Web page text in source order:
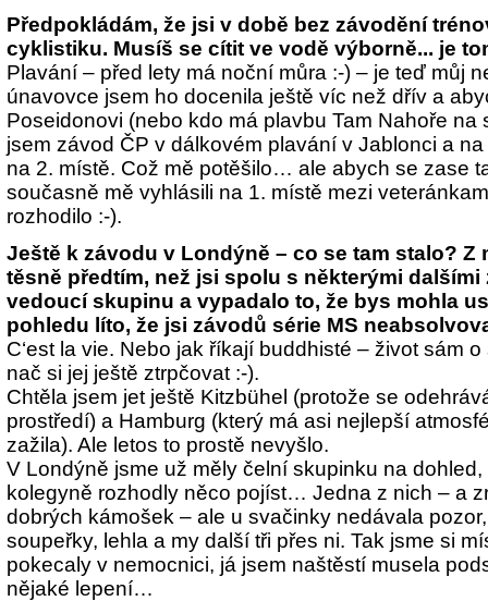
Předpokládám, že jsi v době bez závodění
cyklistiku. Musíš se cítit ve vodě výborně... je
Plavání – před lety má noční můra :-) – je teď můj
únavovce jsem ho docenila ještě víc než dřív a
Poseidonovi (nebo kdo má plavbu Tam Nahoře na
jsem závod ČP v dálkovém plavání v Jablonci a
na 2. místě. Což mě potěšilo… ale abych se zase
současně mě vyhlásili na 1. místě mezi
rozhodilo :-).
Ještě k závodu v Londýně – co se tam stalo? Z
těsně předtím, než jsi spolu s některými
vedoucí skupinu a vypadalo to, že bys mohla
pohledu líto, že jsi závodů série MS
C‘est la vie. Nebo jak říkají buddhisté – život sám
nač si jej ještě ztrpčovat :-).
Chtěla jsem jet ještě Kitzbühel (protože se
prostředí) a Hamburg (který má asi nejlepší
zažila). Ale letos to prostě nevyšlo.
V Londýně jsme už měly čelní skupinku na
kolegyně rozhodly něco pojíst… Jedna z nich – a
dobrých kámošek – ale u svačinky nedávala
soupeřky, lehla a my další tři přes ni. Tak jsme si
pokecaly v nemocnici, já jsem naštěstí musela
nějaké lepení…